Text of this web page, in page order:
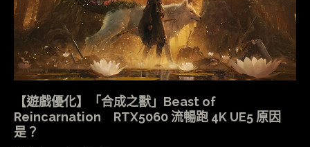
【遊戲優化】「合成之獸」Beast of
Reincarnation RTX5060 流暢跑 4K UE5 原因
是？